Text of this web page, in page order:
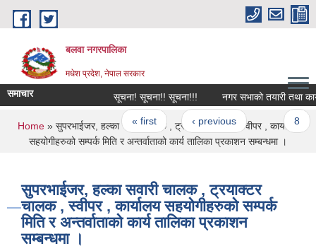
Skip to main content
बलवा नगरपालिका
मधेश प्रदेश, नेपाल सरकार
समाचार सूचना! सूचना!! सूचना!!! नगर सभाको तयारी तथा
Pages
« first ‹ previous … 8
You are here
Home» सुपरभाईजर, हल्का सवारी चालक , ट्रयाक्टर चालक , स्वीपर , कार्यालय
सहयोगीहरुको सम्पर्क मिति र अन्तर्वाताको कार्य तालिका प्रकाशन सम्बन्धमा ।
सुपरभाईजर, हल्का सवारी चालक , ट्रयाक्टर
चालक , स्वीपर , कार्यालय सहयोगीहरुको सम्पर्क
मिति र अन्तर्वाताको कार्य तालिका प्रकाशन
सम्बन्धमा ।